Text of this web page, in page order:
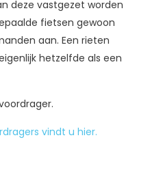
deze vastgezet worden
fietsen gewoon
aan. Een rieten
hetzelfde als een
vindt u hier.